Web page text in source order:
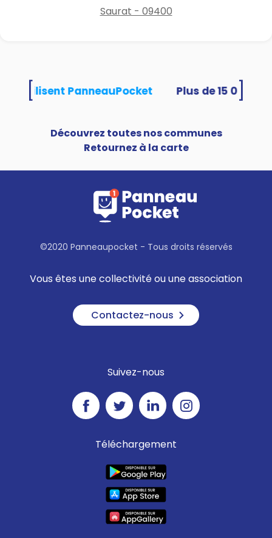
Saurat - 09400
utilisent PanneauPocket
Découvrez toutes nos communes
Retournez à la carte
©2020 Panneaupocket - Tous droits réservés
Vous êtes une collectivité ou une association
Contactez-nous
Suivez-nous
Téléchargement